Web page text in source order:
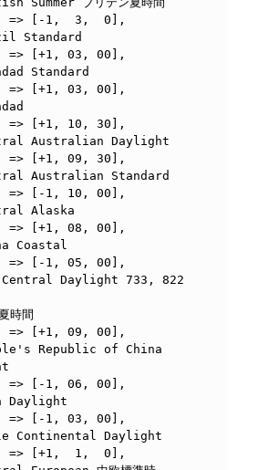
[-1,  3,  0],
Standard
[+1, 03, 00],
Standard
[+1, 03, 00],
=> [+1, 10, 30],
Australian Daylight
=> [+1, 09, 30],
Australian Standard
[-1, 10, 00],
Alaska
[+1, 08, 00],
Coastal
[-1, 05, 00],
Daylight	733, 822
時間
=> [+1, 09, 00],
Republic of China
=> [-1, 06, 00],
Daylight
=> [-1, 03, 00],
Continental Daylight
[+1,  1,  0],